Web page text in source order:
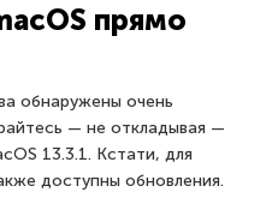
прямо
обнаружены очень
— не откладывая —
13.3.1. Кстати, для
доступны обновления.